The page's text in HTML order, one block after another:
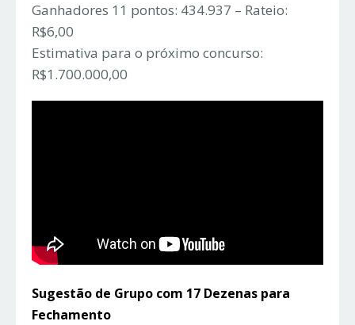
Ganhadores 11 pontos: 434.937 – Rateio:
R$6,00
Estimativa para o próximo concurso:
R$1.700.000,00
Sugestão de Grupo com 17 Dezenas para
Fechamento